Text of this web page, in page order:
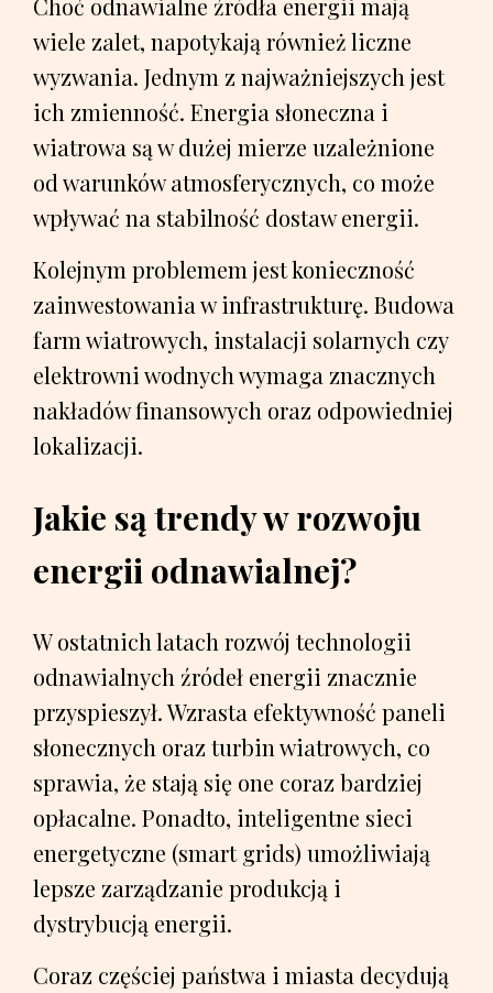
Choć odnawialne źródła energii mają
wiele zalet, napotykają również liczne
wyzwania. Jednym z najważniejszych jest
ich zmienność. Energia słoneczna i
wiatrowa są w dużej mierze uzależnione
od warunków atmosferycznych, co może
wpływać na stabilność dostaw energii.
Kolejnym problemem jest konieczność
zainwestowania w infrastrukturę. Budowa
farm wiatrowych, instalacji solarnych czy
elektrowni wodnych wymaga znacznych
nakładów finansowych oraz odpowiedniej
lokalizacji.
Jakie są trendy w rozwoju
energii odnawialnej?
W ostatnich latach rozwój technologii
odnawialnych źródeł energii znacznie
przyspieszył. Wzrasta efektywność paneli
słonecznych oraz turbin wiatrowych, co
sprawia, że stają się one coraz bardziej
opłacalne. Ponadto, inteligentne sieci
energetyczne (smart grids) umożliwiają
lepsze zarządzanie produkcją i
dystrybucją energii.
Coraz częściej państwa i miasta decydują